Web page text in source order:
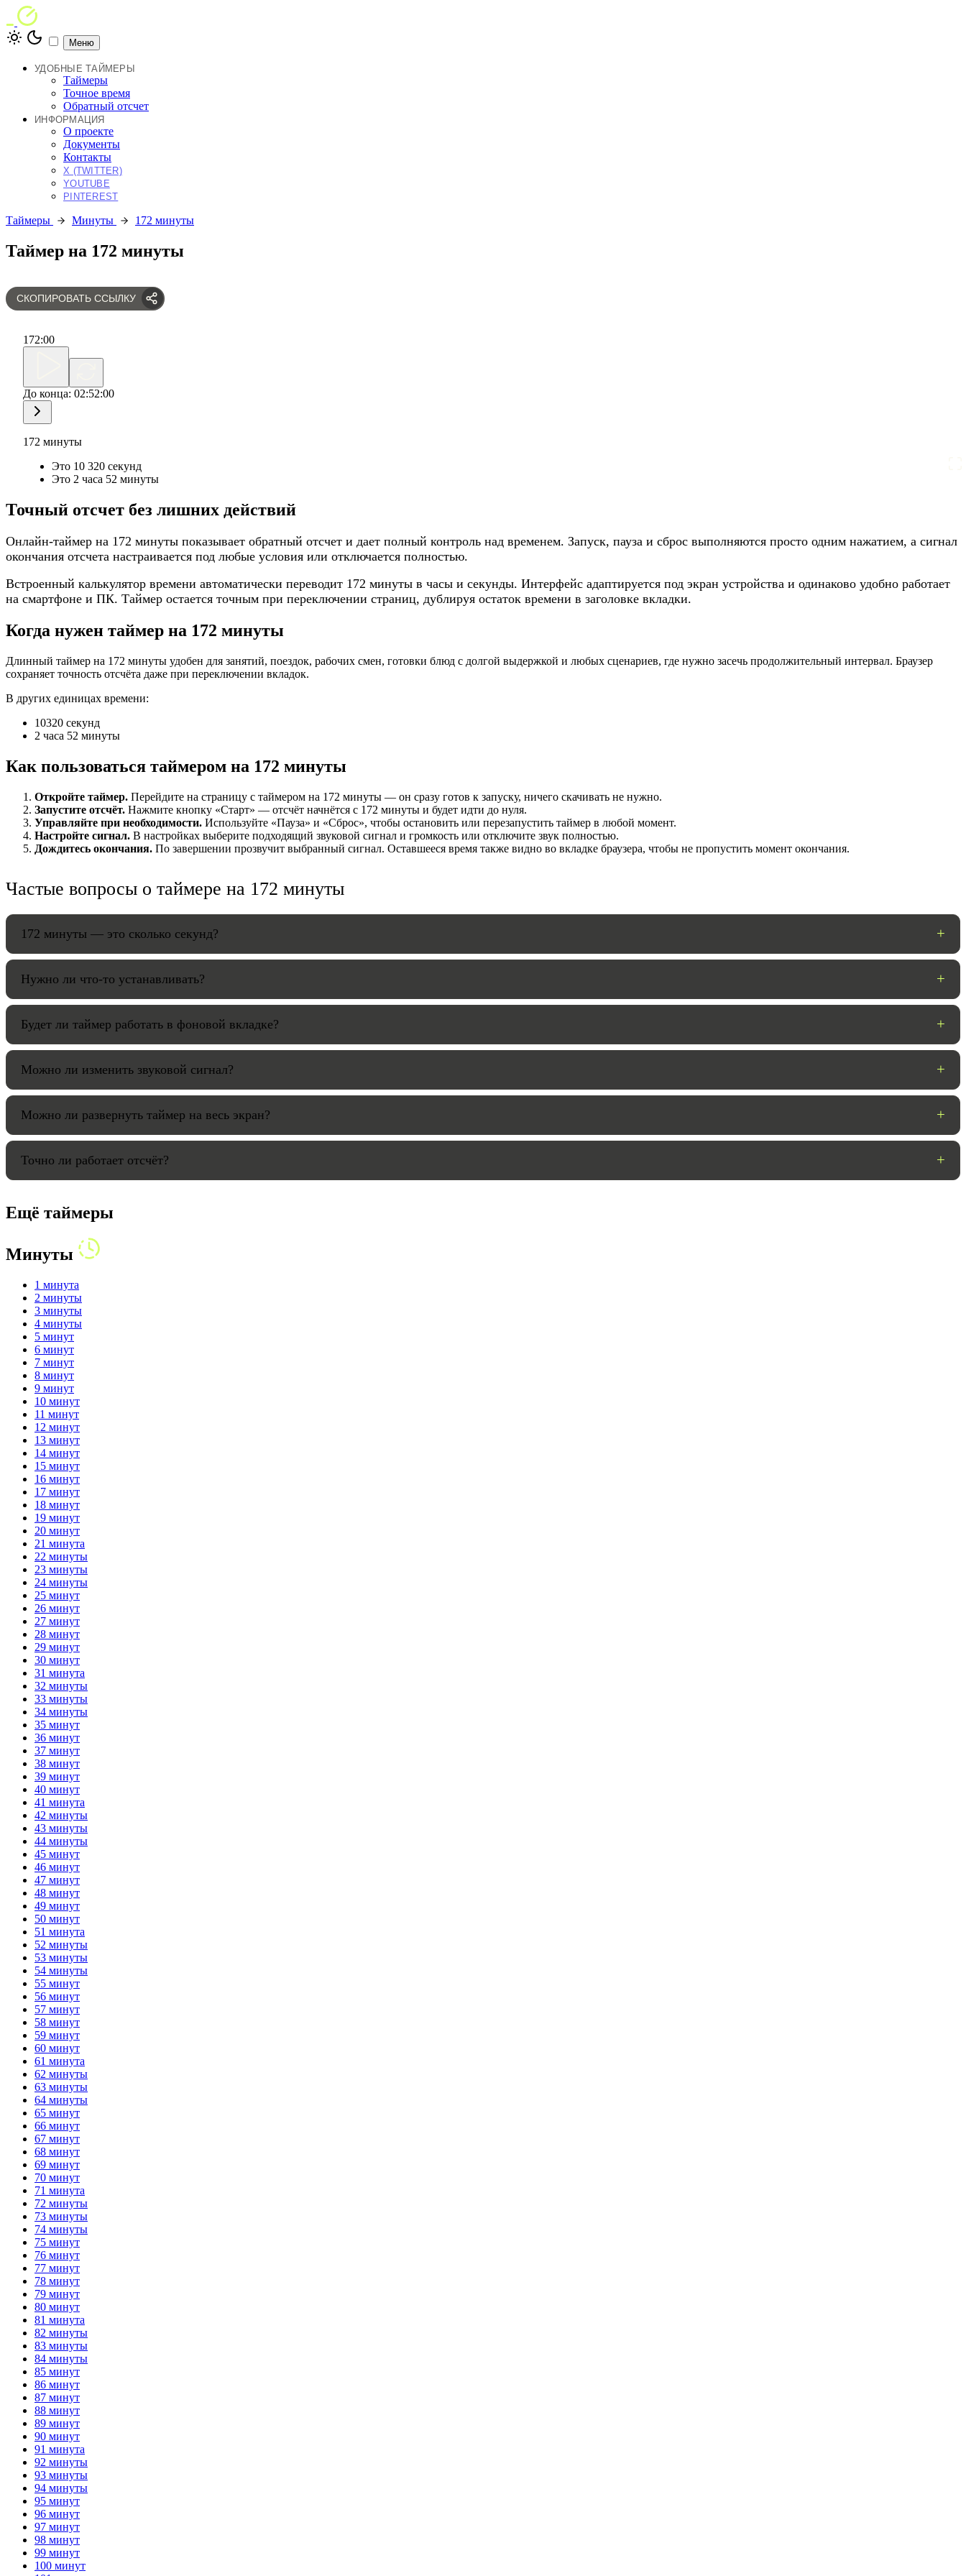
Меню
УДОБНЫЕ ТАЙМЕРЫ
Таймеры
Точное время
Обратный отсчет
ИНФОРМАЦИЯ
О проекте
Документы
Контакты
X (TWITTER)
YOUTUBE
PINTEREST
Таймеры Минуты 172 минуты
Таймер на 172 минуты
СКОПИРОВАТЬ ССЫЛКУ
172:00
До конца: 02:52:00
172 минуты
Это 10 320 секунд
Это 2 часа 52 минуты
НАСТРОЙКИ
HANDY TIMERS ГОТОВО
Точный отсчет без лишних действий
Онлайн-таймер на 172 минуты показывает обратный отсчет и дает полный контроль над временем. Запуск, пауза и сброс выполняются просто одним нажатием, а сигнал
окончания отсчета настраивается под любые условия или отключается полностью.
Встроенный калькулятор времени автоматически переводит 172 минуты в часы и секунды. Интерфейс адаптируется под экран устройства и одинаково удобно работает
на смартфоне и ПК. Таймер остается точным при переключении страниц, дублируя остаток времени в заголовке вкладки.
Когда нужен таймер на 172 минуты
Длинный таймер на 172 минуты удобен для занятий, поездок, рабочих смен, готовки блюд с долгой выдержкой и любых сценариев, где нужно засечь продолжительный интервал. Браузер
сохраняет точность отсчёта даже при переключении вкладок.
В других единицах времени:
10320 секунд
2 часа 52 минуты
Как пользоваться таймером на 172 минуты
Откройте таймер. Перейдите на страницу с таймером на 172 минуты — он сразу готов к запуску, ничего скачивать не нужно.
Запустите отсчёт. Нажмите кнопку «Старт» — отсчёт начнётся с 172 минуты и будет идти до нуля.
Управляйте при необходимости. Используйте «Пауза» и «Сброс», чтобы остановить или перезапустить таймер в любой момент.
Настройте сигнал. В настройках выберите подходящий звуковой сигнал и громкость или отключите звук полностью.
Дождитесь окончания. По завершении прозвучит выбранный сигнал. Оставшееся время также видно во вкладке браузера, чтобы не пропустить момент окончания.
Частые вопросы о таймере на 172 минуты
172 минуты — это сколько секунд?
Нужно ли что-то устанавливать?
Будет ли таймер работать в фоновой вкладке?
Можно ли изменить звуковой сигнал?
Можно ли развернуть таймер на весь экран?
Точно ли работает отсчёт?
Ещё таймеры
Минуты
1 минута
2 минуты
3 минуты
4 минуты
5 минут
6 минут
7 минут
8 минут
9 минут
10 минут
11 минут
12 минут
13 минут
14 минут
15 минут
16 минут
17 минут
18 минут
19 минут
20 минут
21 минута
22 минуты
23 минуты
24 минуты
25 минут
26 минут
27 минут
28 минут
29 минут
30 минут
31 минута
32 минуты
33 минуты
34 минуты
35 минут
36 минут
37 минут
38 минут
39 минут
40 минут
41 минута
42 минуты
43 минуты
44 минуты
45 минут
46 минут
47 минут
48 минут
49 минут
50 минут
51 минута
52 минуты
53 минуты
54 минуты
55 минут
56 минут
57 минут
58 минут
59 минут
60 минут
61 минута
62 минуты
63 минуты
64 минуты
65 минут
66 минут
67 минут
68 минут
69 минут
70 минут
71 минута
72 минуты
73 минуты
74 минуты
75 минут
76 минут
77 минут
78 минут
79 минут
80 минут
81 минута
82 минуты
83 минуты
84 минуты
85 минут
86 минут
87 минут
88 минут
89 минут
90 минут
91 минута
92 минуты
93 минуты
94 минуты
95 минут
96 минут
97 минут
98 минут
99 минут
100 минут